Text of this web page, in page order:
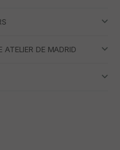
ATELIER DE MADRID